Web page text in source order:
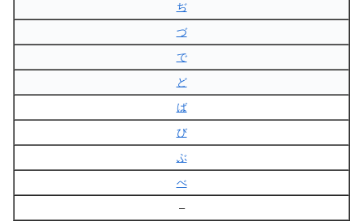
ぢ
づ
で
ど
ば
び
ぶ
べ
–